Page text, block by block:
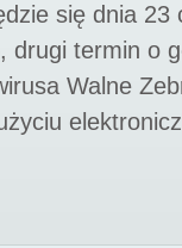
się dnia 23
drugi termin o
Walne